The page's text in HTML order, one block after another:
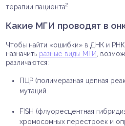
терапии пациента2
Какие МГИ проводят в
Чтобы найти «ошибки» в ДНК и
назначить разные виды МГИ
,
различаются:
ПЦР (полимеразная цепная
мутаций.
FISH (флуоресцентная
хромосомных перестроек и